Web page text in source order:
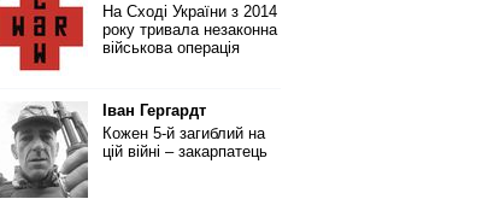
На Сході України з 2014
року тривала незаконна
військова операція
Іван Гергардт
Кожен 5-й загиблий на
цій війні – закарпатець